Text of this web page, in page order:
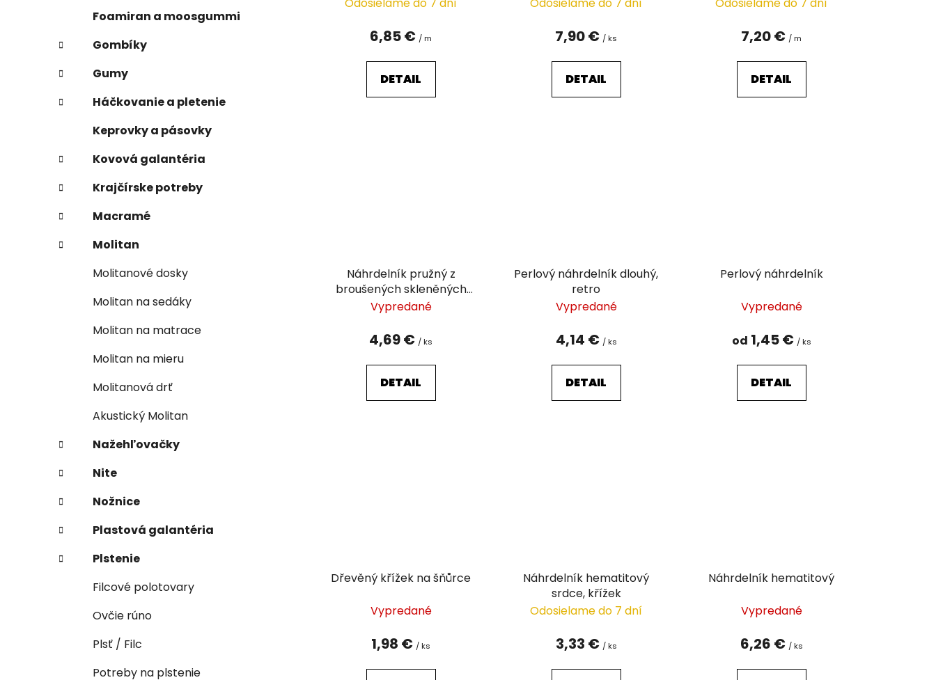
Foamiran a moosgummi
Gombíky
Gumy
Háčkovanie a pletenie
Keprovky a pásovky
Kovová galantéria
Krajčírske potreby
Macramé
Molitan
Molitanové dosky
Molitan na sedáky
Molitan na matrace
Molitan na mieru
Molitanová drť
Akustický Molitan
Nažehľovačky
Nite
Nožnice
Plastová galantéria
Plstenie
Filcové polotovary
Ovčie rúno
Plsť / Filc
Potreby na plstenie
6,85 € / m
DETAIL
7,90 € / ks
DETAIL
7,20 € / m
DETAIL
Náhrdelník pružný z
broušených skleněných
korálků
Vypredané
4,69 € / ks
DETAIL
Perlový náhrdelník dlouhý,
retro
Vypredané
4,14 € / ks
DETAIL
Perlový náhrdelník
Vypredané
od 1,45 € / ks
DETAIL
Dřevěný křížek na šňůrce
Vypredané
1,98 € / ks
Náhrdelník hematitový
srdce, křížek
Odosielame do 7 dní
3,33 € / ks
Náhrdelník hematitový
Vypredané
6,26 € / ks